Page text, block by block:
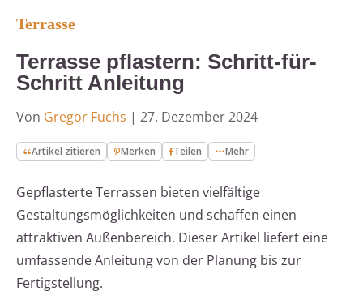
Terrasse
Terrasse pflastern: Schritt-für-
Schritt Anleitung
Von Gregor Fuchs | 27. Dezember 2024
Artikel zitieren Merken Teilen Mehr
Gepflasterte Terrassen bieten vielfältige
Gestaltungsmöglichkeiten und schaffen einen
attraktiven Außenbereich. Dieser Artikel liefert eine
umfassende Anleitung von der Planung bis zur
Fertigstellung.